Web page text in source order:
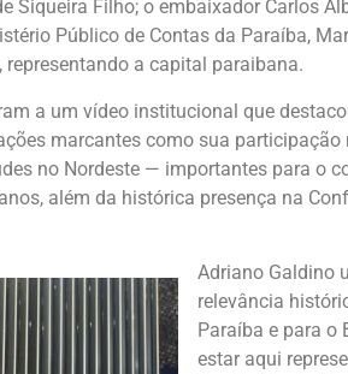
Siqueira Filho; o embaixador Carlos
Público de Contas da Paraíba,
a capital paraibana.
a um vídeo institucional que
marcantes como sua
no Nordeste — importantes para o
além da histórica presença na
Adriano Galdino
relevância
Paraíba e para o
estar aqui